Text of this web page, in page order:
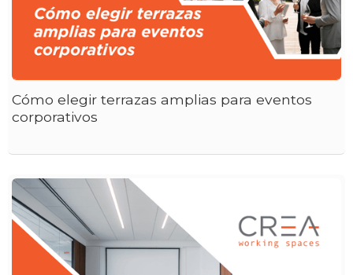
Cómo elegir terrazas amplias para eventos
corporativos